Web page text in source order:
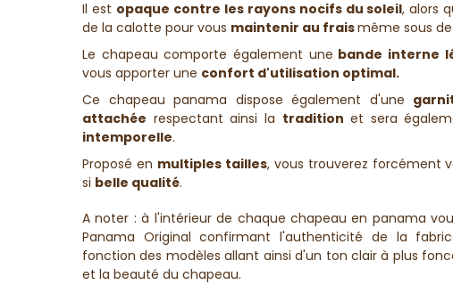
Il est opaque contre les rayons nocifs du soleil, alors
de la calotte pour vous maintenir au fraismême sous
Le chapeau comporte également une bande interne
vous apporter une confort d'utilisation optimal.
Ce chapeau panama dispose également d'une
attachée respectant ainsi la tradition et sera
intemporelle.
Proposé en multiples tailles, vous trouverez forcément
si belle qualité.
A noter : à l'intérieur de chaque chapeau en panama
Panama Original confirmant l'authenticité de la
fonction des modèles allant ainsi d'un ton clair à plus
et la beauté du chapeau.